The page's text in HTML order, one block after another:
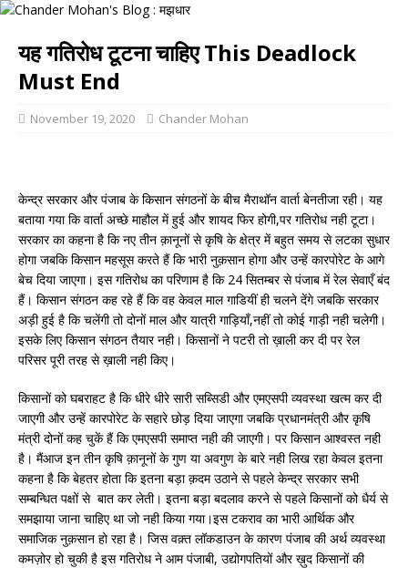
यह गतिरोध टूटना चाहिए This Deadlock
Must End
November 19, 2020 Chander Mohan
केन्द्र सरकार और पंजाब के किसान संगठनों के बीच मैराथॉन वार्ता बेनतीजा रही। यह
बताया गया कि वार्ता अच्छे माहौल में हुई और शायद फिर होगी,पर गतिरोध नही टूटा।
सरकार का कहना है कि नए तीन क़ानूनों से कृषि के क्षेत्र में बहुत समय से लटका सुधार
होगा जबकि किसान महसूस करते हैं कि भारी नुक़सान होगा और उन्हें कारपोरेट के आगे
बेच दिया जाएगा। इस गतिरोध का परिणाम है कि 24 सितम्बर से पंजाब में रेल सेवाएँ बंद
हैं। किसान संगठन कह रहे हैं कि वह केवल माल गाडियीं ही चलने देंगे जबकि सरकार
अड़ी हुई है कि चलेंगी तो दोनों माल और यात्री गाड़ियाँ,नहीं तो कोई गाड़ी नही चलेगी।
इसके लिए किसान संगठन तैयार नही। किसानों ने पटरी तो ख़ाली कर दी पर रेल
परिसर पूरी तरह से ख़ाली नही किए।
किसानों को घबराहट है कि धीरे धीरे सारी सब्सिडी और एमएसपी व्यवस्था खत्म कर दी
जाएगी और उन्हें कारपोरेट के सहारे छोड़ दिया जाएगा जबकि प्रधानमंत्री और कृषि
मंत्री दोनों कह चुकें हैं कि एमएसपी समाप्त नही की जाएगी। पर किसान आश्वस्त नही
है। मैंआज इन तीन कृषि क़ानूनों के गुण या अवगुण के बारे नही लिख रहा केवल इतना
कहना है कि बेहतर होता कि इतना बड़ा क़दम उठाने से पहले केन्द्र सरकार सभी
सम्बन्धित पक्षों से बात कर लेती। इतना बड़ा बदलाव करने से पहले किसानों को धैर्य से
समझाया जाना चाहिए था जो नही किया गया।इस टकराव का भारी आर्थिक और
समाजिक नुक़सान हो रहा है। जिस वक़्त लॉकडाउन के कारण पंजाब की अर्थ व्यवस्था
कमज़ोर हो चुकी है इस गतिरोध ने आम पंजाबी, उद्योगपतियों और ख़ुद किसानों की